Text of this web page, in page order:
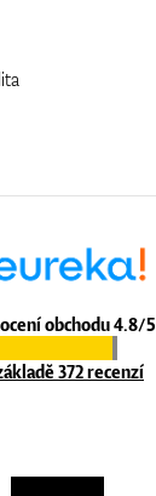
obchodu 4.8/5
372 recenzí